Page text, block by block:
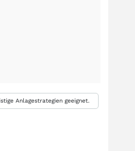
Anlagestrategien geeignet.